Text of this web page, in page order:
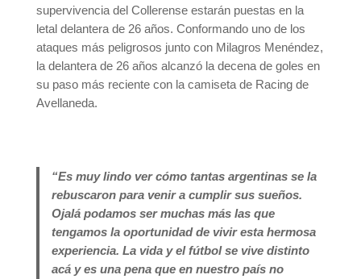
supervivencia del Collerense estarán puestas en la
letal delantera de 26 años. Conformando uno de los
ataques más peligrosos junto con Milagros Menéndez,
la delantera de 26 años alcanzó la decena de goles en
su paso más reciente con la camiseta de Racing de
Avellaneda.
“Es muy lindo ver cómo tantas argentinas se la
rebuscaron para venir a cumplir sus sueños.
Ojalá podamos ser muchas más las que
tengamos la oportunidad de vivir esta hermosa
experiencia. La vida y el fútbol se vive distinto
acá y es una pena que en nuestro país no